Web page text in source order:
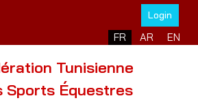
Login
FR AR EN
Tunisienne
Sports Équestres